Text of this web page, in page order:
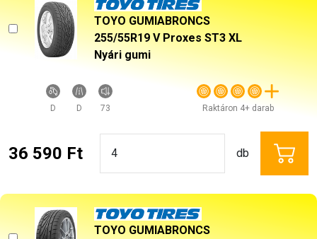
TOYO GUMIABRONCS
255/55R19 V Proxes ST3 XL
Nyári gumi
D D 73 Raktáron 4+ darab
36 590 Ft db
TOYO GUMIABRONCS